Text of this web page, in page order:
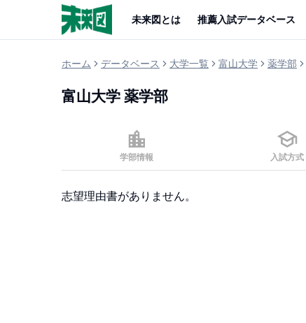
未来図とは 推薦入試データベース
ホーム データベース 大学一覧 富山大学 薬学部
富山大学 薬学部
学部情報 入試方式
志望理由書がありません。